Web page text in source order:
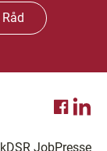
DSR JobPresse